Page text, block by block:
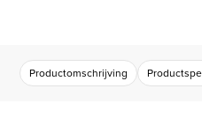
Productomschrijving